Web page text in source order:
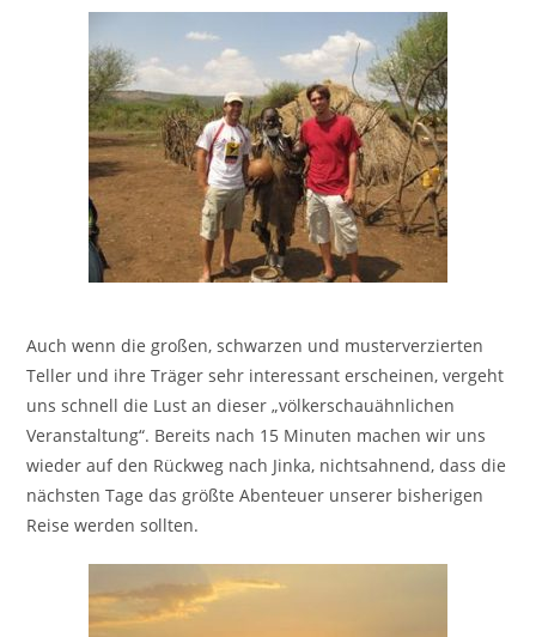
Auch wenn die großen, schwarzen und musterverzierten
Teller und ihre Träger sehr interessant erscheinen, vergeht
uns schnell die Lust an dieser „völkerschauähnlichen
Veranstaltung“. Bereits nach 15 Minuten machen wir uns
wieder auf den Rückweg nach Jinka, nichtsahnend, dass die
nächsten Tage das größte Abenteuer unserer bisherigen
Reise werden sollten.